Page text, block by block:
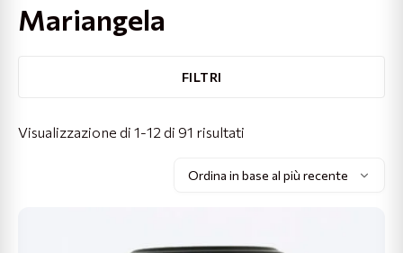
Mariangela
FILTRI
Visualizzazione di 1-12 di 91 risultati
base
recente